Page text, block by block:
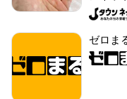
ゼロま